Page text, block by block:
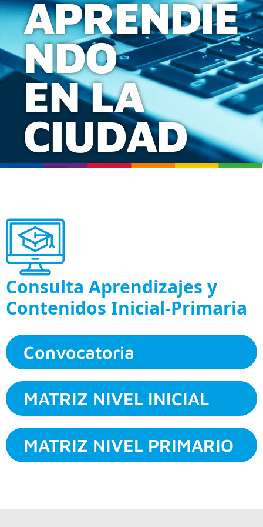
APRENDIE
NDO
EN LA
CIUDAD
Consulta Aprendizajes y
Contenidos Inicial-Primaria
Convocatoria
MATRIZ NIVEL INICIAL
MATRIZ NIVEL PRIMARIO